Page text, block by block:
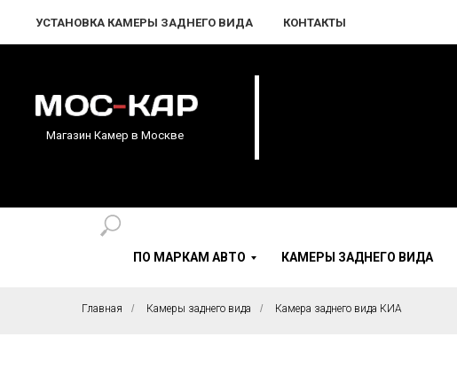
УСТАНОВКА КАМЕРЫ ЗАДНЕГО ВИДА КОНТАКТЫ
Магазин Камер в Москве
ПО МАРКАМ АВТО КАМЕРЫ ЗАДНЕГО ВИДА
Главная / Камеры заднего вида / Камера заднего вида КИА